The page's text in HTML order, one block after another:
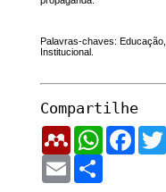
Palavras-chaves:
Institucional.
Compartilhe
MendeleyWhatsApp
Email